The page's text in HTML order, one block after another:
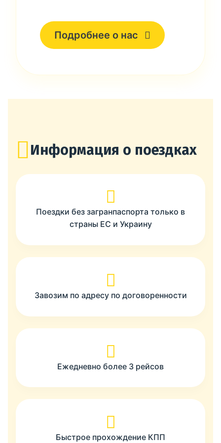
Подробнее о нас
Информация о поездках
Поездки без загранпаспорта только в
страны ЕС и Украину
Завозим по адресу по договоренности
Ежедневно более 3 рейсов
Быстрое прохождение КПП